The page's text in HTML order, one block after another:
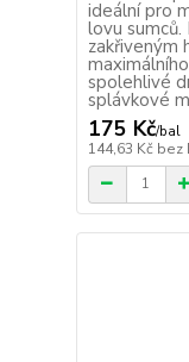
ideální pro
lovu sumců.
zakřiveným
spolehlivé
splávkové
175 Kč/bal
144,63 Kč bez